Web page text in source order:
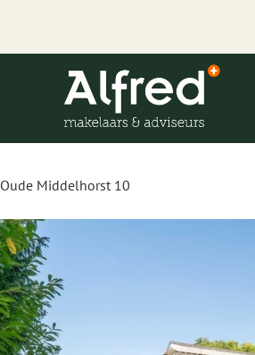
Oude Middelhorst 10